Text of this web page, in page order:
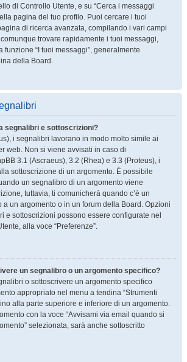
di Controllo Utente, e su “Cerca i messaggi
pagina del tuo profilo. Puoi cercare i tuoi
di ricerca avanzata, compilando i vari campi
trovare rapidamente i tuoi messaggi,
funzione “I tuoi messaggi”, generalmente
della Board.
segnalibri e sottoscrizioni?
i segnalibri lavorano in modo molto simile ai
web. Non si viene avvisati in caso di
3.1 (Ascraeus), 3.2 (Rhea) e 3.3 (Proteus), i
sottoscrizione di un argomento. È possibile
un segnalibro di un argomento viene
tuttavia, ti comunicherà quando c’è un
un argomento o in un forum della Board. Opzioni
e sottoscrizioni possono essere configurate nel
alla voce “Preferenze”.
un segnalibro o un argomento specifico?
o sottoscrivere un argomento specifico
appropriato nel menu a tendina “Strumenti
alla parte superiore e inferiore di un argomento.
con la voce “Avvisami via email quando si
selezionata, sarà anche sottoscritto